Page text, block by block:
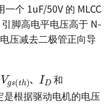
个 1uF/50V 的 MLCC
脚高电平电压高于 N-
压减去二极管正向导
、 和
是根据驱动电机的电压